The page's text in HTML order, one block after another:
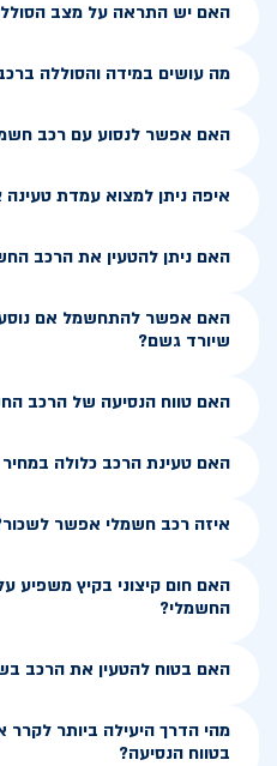
האם יש התראה על מצב
מה עושים במידה והסוללה
האם אפשר לנסוע עם רכב
איפה ניתן למצוא עמדת טעינה
האם ניתן להטעין את הרכב
האם אפשר להתחשמל אם
שיורד גשם?
האם טווח הנסיעה של הרכב
האם טעינת הרכב כלולה
איזה רכב חשמלי אפשר
האם חום קיצוני בקיץ משפיע
החשמלי?
האם בטוח להטעין את הרכב
מהי הדרך היעילה ביותר לקרר
בטווח הנסיעה?